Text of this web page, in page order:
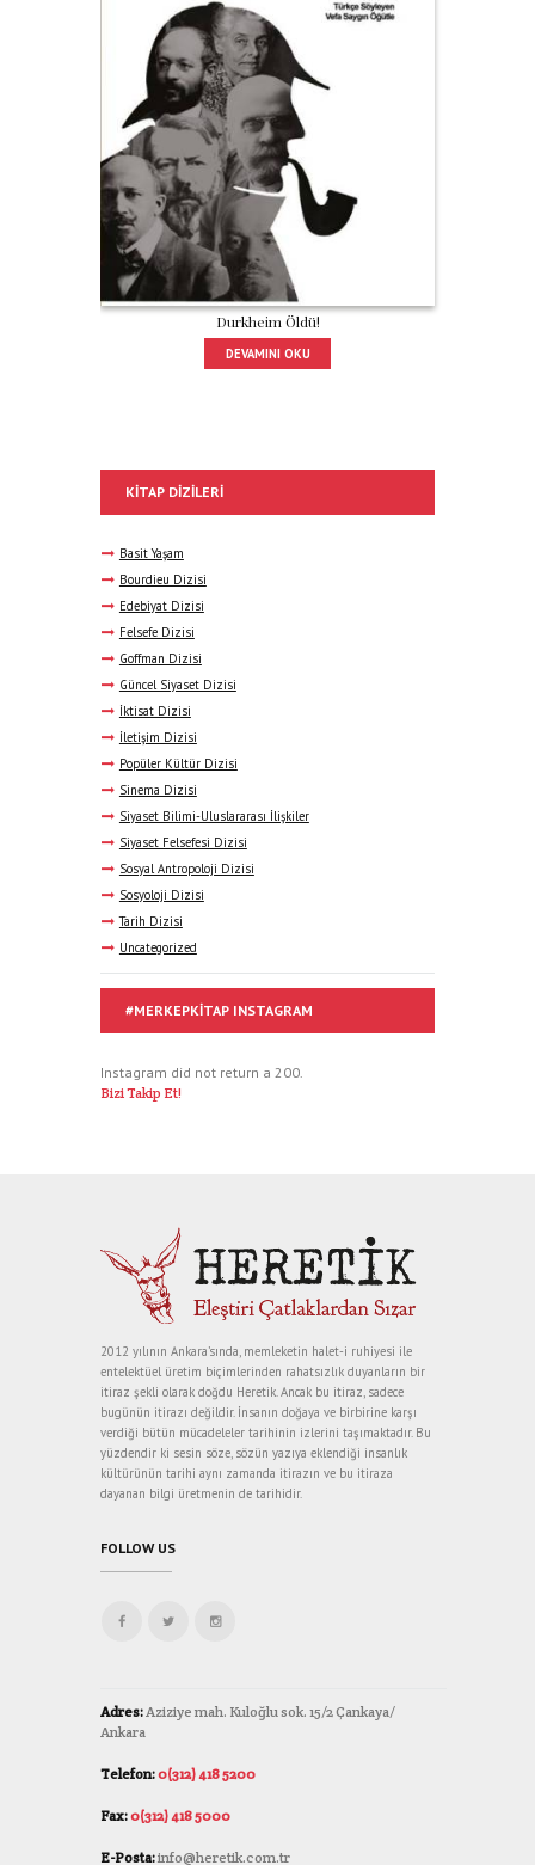
Durkheim Öldü!
DEVAMINI OKU
KITAP DIZILERI
Basit Yaşam
Bourdieu Dizisi
Edebiyat Dizisi
Felsefe Dizisi
Goffman Dizisi
Güncel Siyaset Dizisi
İktisat Dizisi
İletişim Dizisi
Popüler Kültür Dizisi
Sinema Dizisi
Siyaset Bilimi-Uluslararası İlişkiler
Siyaset Felsefesi Dizisi
Sosyal Antropoloji Dizisi
Sosyoloji Dizisi
Tarih Dizisi
Uncategorized
#MERKEPKITAP INSTAGRAM
Instagram did not return a 200.
Bizi Takip Et!
2012 yılının Ankara’sında, memleketin halet-i ruhiyesi ile
entelektüel üretim biçimlerinden rahatsızlık duyanların bir
itiraz şekli olarak doğdu Heretik. Ancak bu itiraz, sadece
bugünün itirazı değildir. İnsanın doğaya ve birbirine karşı
verdiği bütün mücadeleler tarihinin izlerini taşımaktadır. Bu
yüzdendir ki sesin söze, sözün yazıya eklendiği insanlık
kültürünün tarihi aynı zamanda itirazın ve bu itiraza
dayanan bilgi üretmenin de tarihidir.
FOLLOW US
Adres: Aziziye mah. Kuloğlu sok. 15/2 Çankaya/
Ankara
Telefon:0(312) 418 5200
Fax:0(312) 418 5000
E-Posta:info@heretik.com.tr